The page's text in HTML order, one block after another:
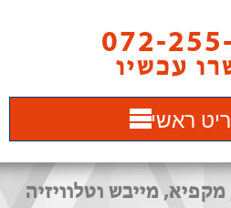
072-
עכשיו
ראשי
מייבש וטלוויזיה